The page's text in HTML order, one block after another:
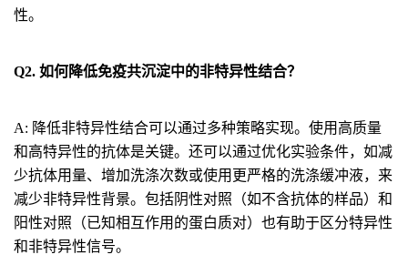
性。
Q2. 如何降低免疫共沉淀中的非特异性结合？
A: 降低非特异性结合可以通过多种策略实现。使用高质量
和高特异性的抗体是关键。还可以通过优化实验条件，如减
少抗体用量、增加洗涤次数或使用更严格的洗涤缓冲液，来
减少非特异性背景。包括阴性对照（如不含抗体的样品）和
阳性对照（已知相互作用的蛋白质对）也有助于区分特异性
和非特异性信号。